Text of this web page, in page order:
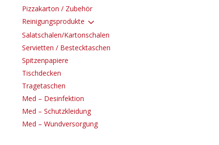
Pizzakarton / Zubehör
Reinigungsprodukte 3
Salatschalen/Kartonschalen
Servietten / Bestecktaschen
Spitzenpapiere
Tischdecken
Tragetaschen
Med – Desinfektion
Med – Schutzkleidung
Med – Wundversorgung